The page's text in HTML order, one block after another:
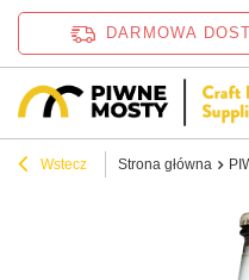
DARMOWA
Wstecz Strona główna